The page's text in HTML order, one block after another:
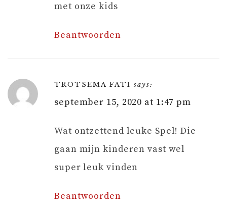
met onze kids
Beantwoorden
TROTSEMA FATI says:
september 15, 2020 at 1:47 pm
Wat ontzettend leuke Spel! Die
gaan mijn kinderen vast wel
super leuk vinden
Beantwoorden